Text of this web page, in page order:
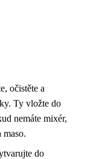
očistěte a
Ty vložte do
nemáte mixér,
maso.
do